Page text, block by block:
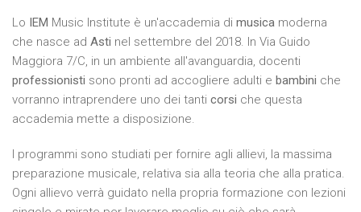
Lo IEM Music Institute è un'accademia di musica moderna
che nasce ad Asti nel settembre del 2018. In Via Guido
Maggiora 7/C, in un ambiente all'avanguardia, docenti
professionisti sono pronti ad accogliere adulti e bambini che
vorranno intraprendere uno dei tanti corsi che questa
accademia mette a disposizione.
I programmi sono studiati per fornire agli allievi, la massima
preparazione musicale, relativa sia alla teoria che alla pratica.
Ogni allievo verrà guidato nella propria formazione con lezioni